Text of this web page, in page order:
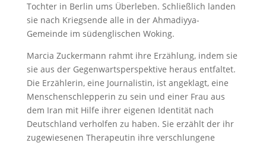
Tochter in Berlin ums Überleben. Schließlich landen
sie nach Kriegsende alle in der Ahmadiyya-
Gemeinde im südenglischen Woking.
Marcia Zuckermann rahmt ihre Erzählung, indem sie
sie aus der Gegenwartsperspektive heraus entfaltet.
Die Erzählerin, eine Journalistin, ist angeklagt, eine
Menschenschlepperin zu sein und einer Frau aus
dem Iran mit Hilfe ihrer eigenen Identität nach
Deutschland verholfen zu haben. Sie erzählt der ihr
zugewiesenen Therapeutin ihre verschlungene